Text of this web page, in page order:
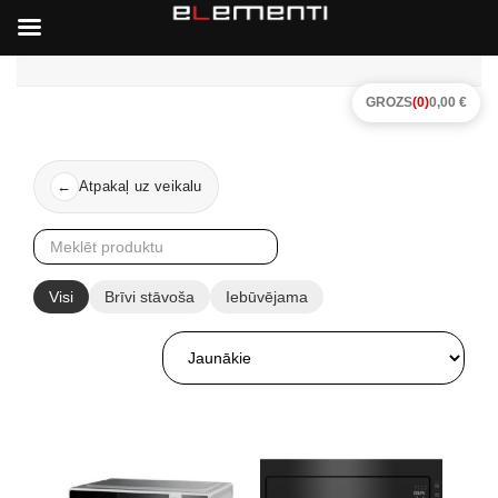
← Atpakaļ uz veikalu
Visi Brīvi stāvoša Iebūvējama
GROZS(0)0,00 €